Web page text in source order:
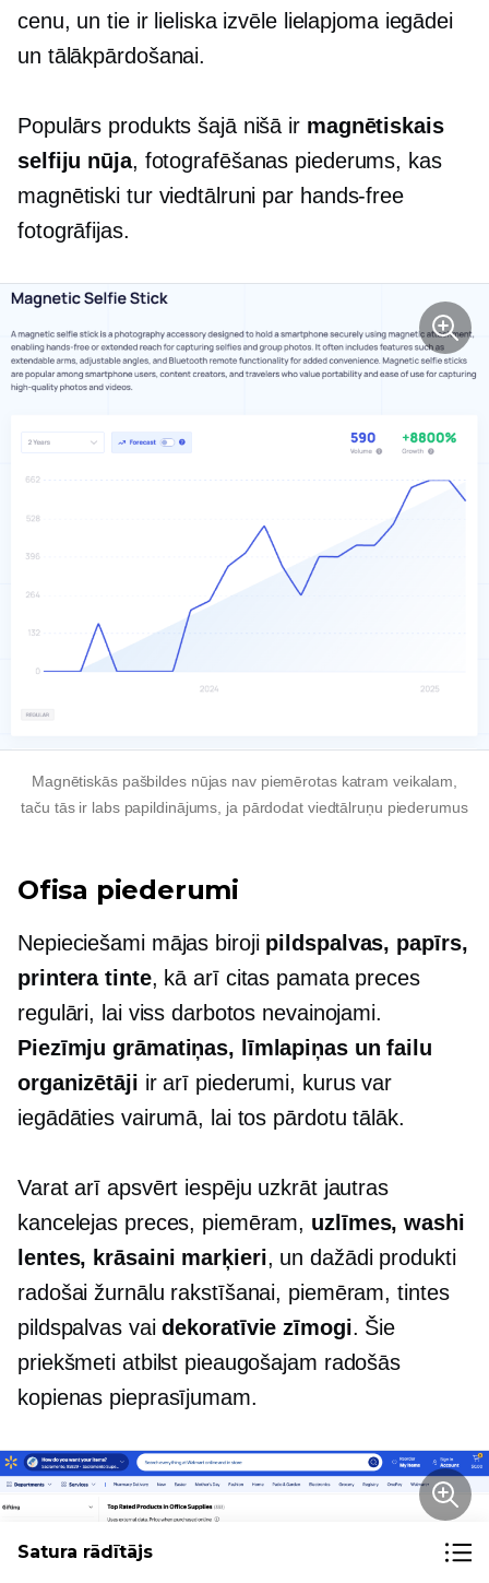
cenu, un tie ir lieliska izvēle lielapjoma iegādei
un tālākpārdošanai.
Populārs produkts šajā nišā ir magnētiskais
selfiju nūja, fotografēšanas piederums, kas
magnētiski tur viedtālruni par hands-free
fotogrāfijas.
Magnētiskās pašbildes nūjas nav piemērotas katram veikalam,
taču tās ir labs papildinājums, ja pārdodat viedtālruņu piederumus
Ofisa piederumi
Nepieciešami mājas biroji pildspalvas, papīrs,
printera tinte, kā arī citas pamata preces
regulāri, lai viss darbotos nevainojami.
Piezīmju grāmatiņas, līmlapiņas un failu
organizētāji ir arī piederumi, kurus var
iegādāties vairumā, lai tos pārdotu tālāk.
Varat arī apsvērt iespēju uzkrāt jautras
kancelejas preces, piemēram, uzlīmes, washi
lentes, krāsaini marķieri, un dažādi produkti
radošai žurnālu rakstīšanai, piemēram, tintes
pildspalvas vaidekoratīvie zīmogi. Šie
priekšmeti atbilst pieaugošajam radošās
kopienas pieprasījumam.
Satura rādītājs